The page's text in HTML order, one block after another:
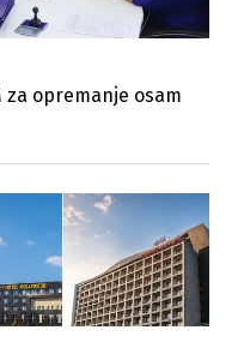
za opremanje osam